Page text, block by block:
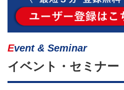
Event & Seminar
イベント・セミナー